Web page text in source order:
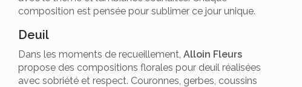
composition est pensée pour sublimer ce jour unique.
Deuil
Dans les moments de recueillement, Alloin Fleurs
propose des compositions florales pour deuil réalisées
avec sobriété et respect. Couronnes, gerbes, coussins